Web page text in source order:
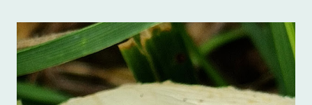
is jár, ha nem én, akkor majd más és a többi…és nemcsak az
emberek. Ott vannak a zsugorodó természetben túlélésre
hajtó élőlények sokasága is. Másik oka, hogy kioltok egy
életet a saját életem érdekében. Ha mondjuk ezt ráadásul